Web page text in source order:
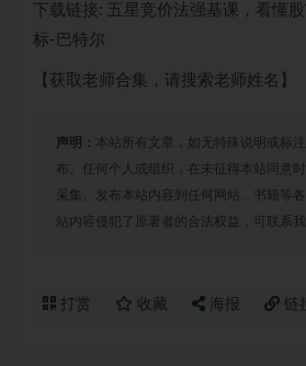
下载链接: 五星竞价法强基课，看懂
标-巴特尔
【获取老师合集，请搜索老师姓名】
声明： 本站所有文章，如无特殊说明或标
布。任何个人或组织，在未征得本站同意
采集、发布本站内容到任何网站、书籍等
站内容侵犯了原著者的合法权益，可联系我
打赏 收藏 海报 链